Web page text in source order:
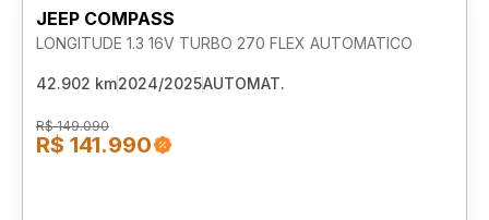
JEEP COMPASS
LONGITUDE 1.3 16V TURBO 270 FLEX AUTOMATICO
42.902 km2024/2025AUTOMAT.
R$ 149.090
R$ 141.990